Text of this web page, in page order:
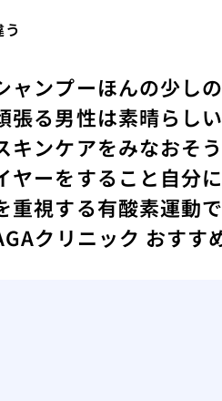
ャンプーほんの少し
張る男性は素晴らし
キンケアをみなおそう
ヤーをすること 自分
重視する有酸素運動
クリニック おす